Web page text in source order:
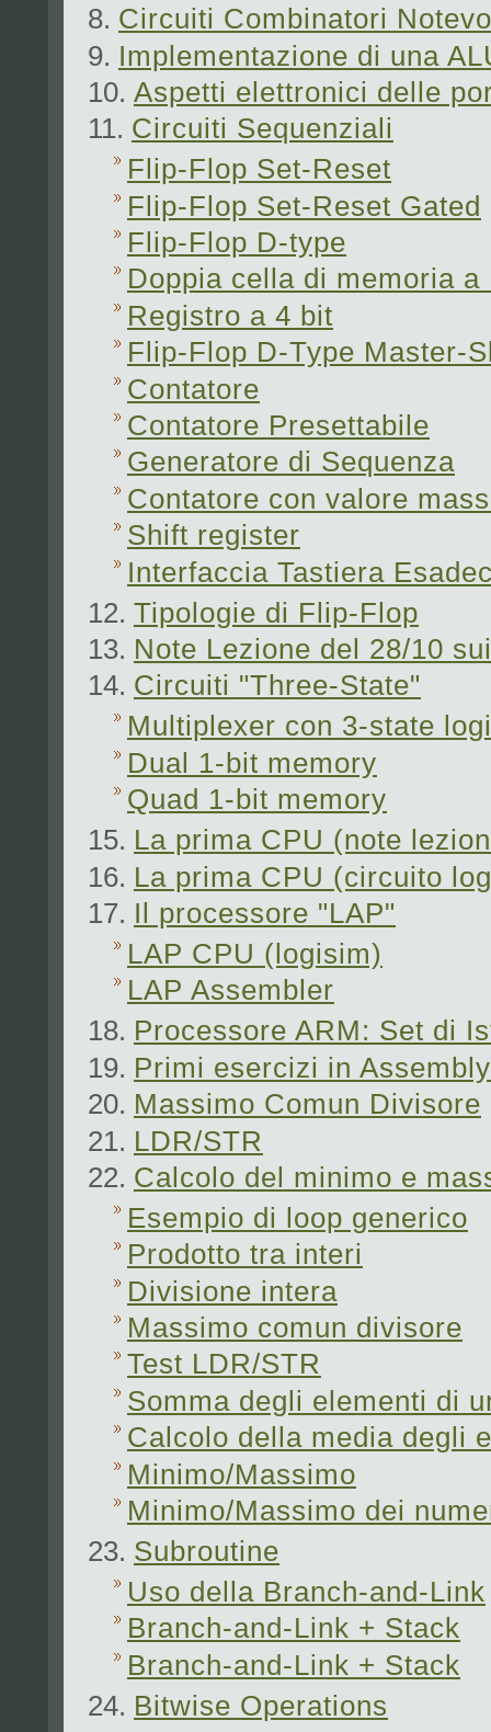
Circuiti Combinatori
Implementazione di una
Aspetti elettronici delle
Circuiti Sequenziali
Flip-Flop Set-Reset
Flip-Flop Set-Reset Gated
Flip-Flop D-type
Doppia cella di memoria a
Registro a 4 bit
Flip-Flop D-Type Master-
Contatore
Contatore Presettabile
Generatore di Sequenza
Contatore con valore
Shift register
Interfaccia Tastiera
Tipologie di Flip-Flop
Note Lezione del 28/10
Circuiti "Three-State"
Multiplexer con 3-state
Dual 1-bit memory
Quad 1-bit memory
La prima CPU (note
La prima CPU (circuito
Il processore "LAP"
LAP CPU (logisim)
LAP Assembler
Processore ARM: Set di
Primi esercizi in Assembly
Massimo Comun Divisore
LDR/STR
Calcolo del minimo e
Esempio di loop generico
Prodotto tra interi
Divisione intera
Massimo comun divisore
Test LDR/STR
Somma degli elementi di
Calcolo della media degli
Minimo/Massimo
Minimo/Massimo dei
Subroutine
Uso della Branch-and-Link
Branch-and-Link + Stack
Branch-and-Link + Stack
Bitwise Operations